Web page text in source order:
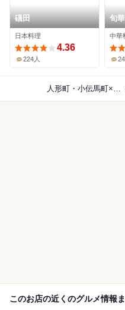
礒田
日本料理
4.36
224人
旬
中華
人形町・小伝馬町×日本料理
このお店の近くのグルメ情報